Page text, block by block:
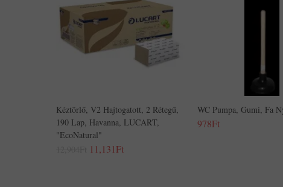
Kéztörlő, V2 Hajtogatott, 2 Rétegű,
190 Lap, Havanna, LUCART,
"EcoNatural"
11,131Ft
WC Pumpa, Gumi, Fa
978Ft